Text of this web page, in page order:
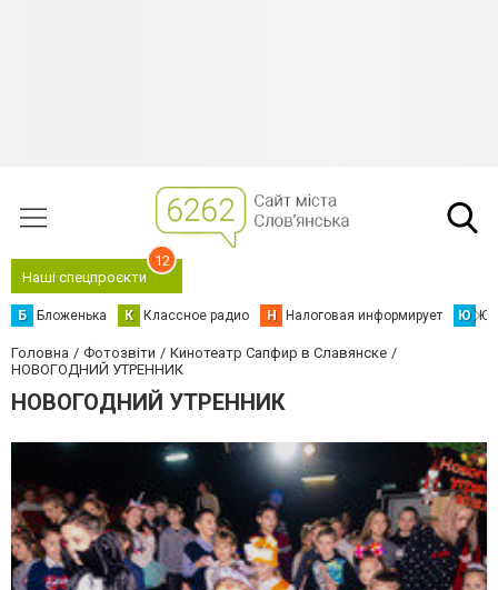
Наші спецпроєкти
12
Б Бложенька К Классное радио Н Налоговая информирует Ю
Головна Фотозвіти
Кинотеатр Сапфир в Славянске
НОВОГОДНИЙ УТРЕННИК
НОВОГОДНИЙ УТРЕННИК